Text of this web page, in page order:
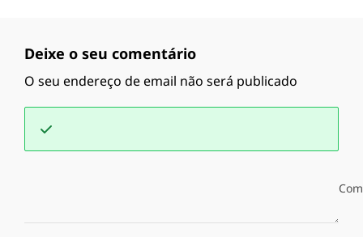
Deixe o seu comentário
O seu endereço de email não será publicado